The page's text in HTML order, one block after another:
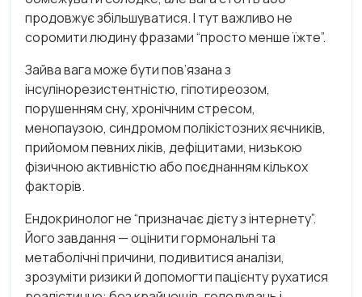
продовжує збільшуватися. І тут важливо не
соромити людину фразами “просто менше їжте”.
Зайва вага може бути пов’язана з
інсулінорезистентністю, гіпотиреозом,
порушенням сну, хронічним стресом,
менопаузою, синдромом полікістозних яєчників,
прийомом певних ліків, дефіцитами, низькою
фізичною активністю або поєднанням кількох
факторів.
Ендокринолог не “призначає дієту з інтернету”.
Його завдання — оцінити гормональні та
метаболічні причини, подивитися аналізи,
зрозуміти ризики й допомогти пацієнту рухатися